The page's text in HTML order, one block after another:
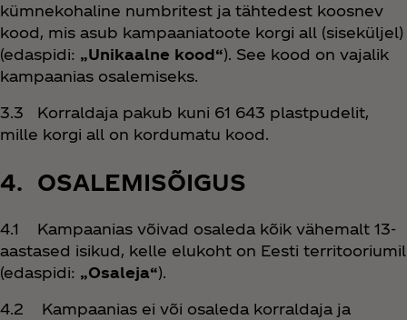
kümnekohaline numbritest ja tähtedest koosnev
kood, mis asub kampaaniatoote korgi all (siseküljel)
(edaspidi: „Unikaalne kood“). See kood on vajalik
kampaanias osalemiseks.
3.3 Korraldaja pakub kuni 61 643 plastpudelit,
mille korgi all on kordumatu kood.
4. OSALEMISÕIGUS
4.1 Kampaanias võivad osaleda kõik vähemalt 13-
aastased isikud, kelle elukoht on Eesti territooriumil
(edaspidi: „Osaleja“).
4.2 Kampaanias ei või osaleda korraldaja ja